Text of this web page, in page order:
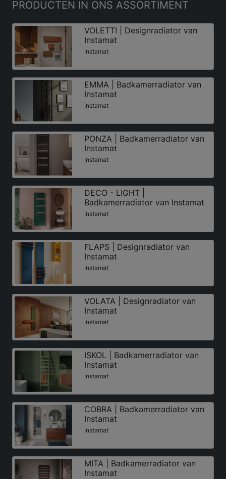
PRODUCTEN IN ONS ASSORTIMENT
VOLETTI | Designradiator van
Instamat
Instamat
EMMA | Badkamerradiator van
Instamat
Instamat
PONZA | Badkamerradiator van
Instamat
Instamat
DECO - LIGHT |
Badkamerradiator van Instamat
Instamat
FLAPS | Designradiator van
Instamat
Instamat
VOLATA | Designradiator van
Instamat
Instamat
ISKOL | Badkamerradiator van
Instamat
Instamat
COBRA | Badkamerradiator van
Instamat
Instamat
MITA | Badkamerradiator van
Instamat